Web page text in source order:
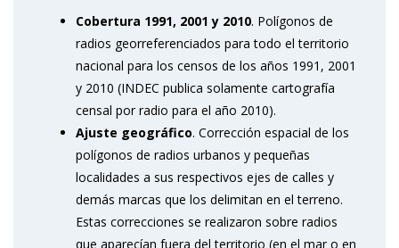
Cobertura 1991, 2001 y 2010. Polígonos de
radios georreferenciados para todo el territorio
nacional para los censos de los años 1991, 2001
y 2010 (INDEC publica solamente cartografía
censal por radio para el año 2010).
Ajuste geográfico. Corrección espacial de los
polígonos de radios urbanos y pequeñas
localidades a sus respectivos ejes de calles y
demás marcas que los delimitan en el terreno.
Estas correcciones se realizaron sobre radios
que aparecían fuera del territorio (en el mar o en